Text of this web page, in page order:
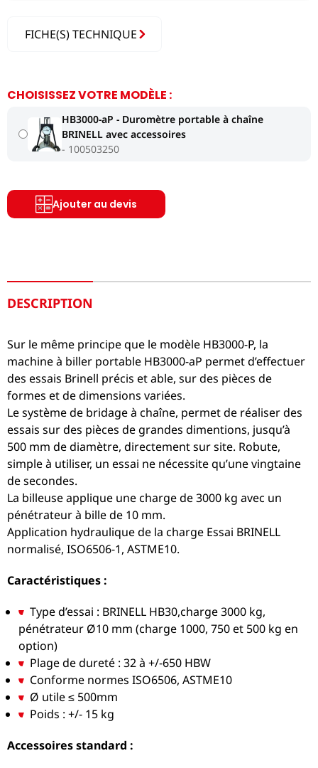
FICHE(S) TECHNIQUE
CHOISISSEZ VOTRE MODÈLE :
HB3000-aP - Duromètre portable à chaîne
BRINELL avec accessoires
100503250
Ajouter au devis
DESCRIPTION
Sur le même principe que le modèle HB3000-P, la
machine à biller portable HB3000-aP permet d’effectuer
des essais Brinell précis et able, sur des pièces de
formes et de dimensions variées.
Le système de bridage à chaîne, permet de réaliser des
essais sur des pièces de grandes dimentions, jusqu’à
500 mm de diamètre, directement sur site. Robute,
simple à utiliser, un essai ne nécessite qu’une vingtaine
de secondes.
La billeuse applique une charge de 3000 kg avec un
pénétrateur à bille de 10 mm.
Application hydraulique de la charge Essai BRINELL
normalisé, ISO6506-1, ASTME10.
Caractéristiques :
Type d’essai : BRINELL HB30,charge 3000 kg,
pénétrateur Ø10 mm (charge 1000, 750 et 500 kg en
option)
Plage de dureté : 32 à +/-650 HBW
Conforme normes ISO6506, ASTME10
Ø utile ≤ 500mm
Poids : +/- 15 kg
Accessoires standard :